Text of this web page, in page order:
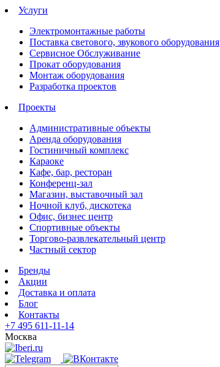
Услуги
Электромонтажные работы
Поставка светового, звукового оборудования
Сервисное Обслуживание
Прокат оборудования
Монтаж оборудования
Разработка проектов
Проекты
Административные объекты
Аренда оборудования
Гостиничный комплекс
Караоке
Кафе, бар, ресторан
Конференц-зал
Магазин, выставочный зал
Ночной клуб, дискотека
Офис, бизнес центр
Спортивные объекты
Торгово-развлекательный центр
Частный сектор
Бренды
Акции
Доставка и оплата
Блог
Контакты
+7 495 611-11-14
Москва